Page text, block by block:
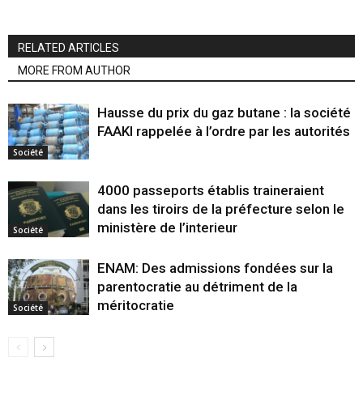
RELATED ARTICLES
MORE FROM AUTHOR
Société
Hausse du prix du gaz butane : la société
FAAKI rappelée à l’ordre par les autorités
Société
4000 passeports établis traineraient
dans les tiroirs de la préfecture selon le
ministère de l’interieur
Société
ENAM: Des admissions fondées sur la
parentocratie au détriment de la
méritocratie